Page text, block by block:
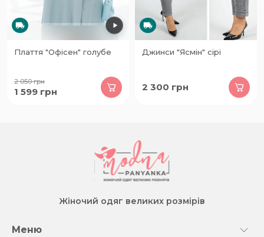
Плаття "Офісен" голубе
2 050грн
1 599 грн
Джинси "Ясмін" сірі
2 300 грн
Жіночий одяг великих розмірів
Меню